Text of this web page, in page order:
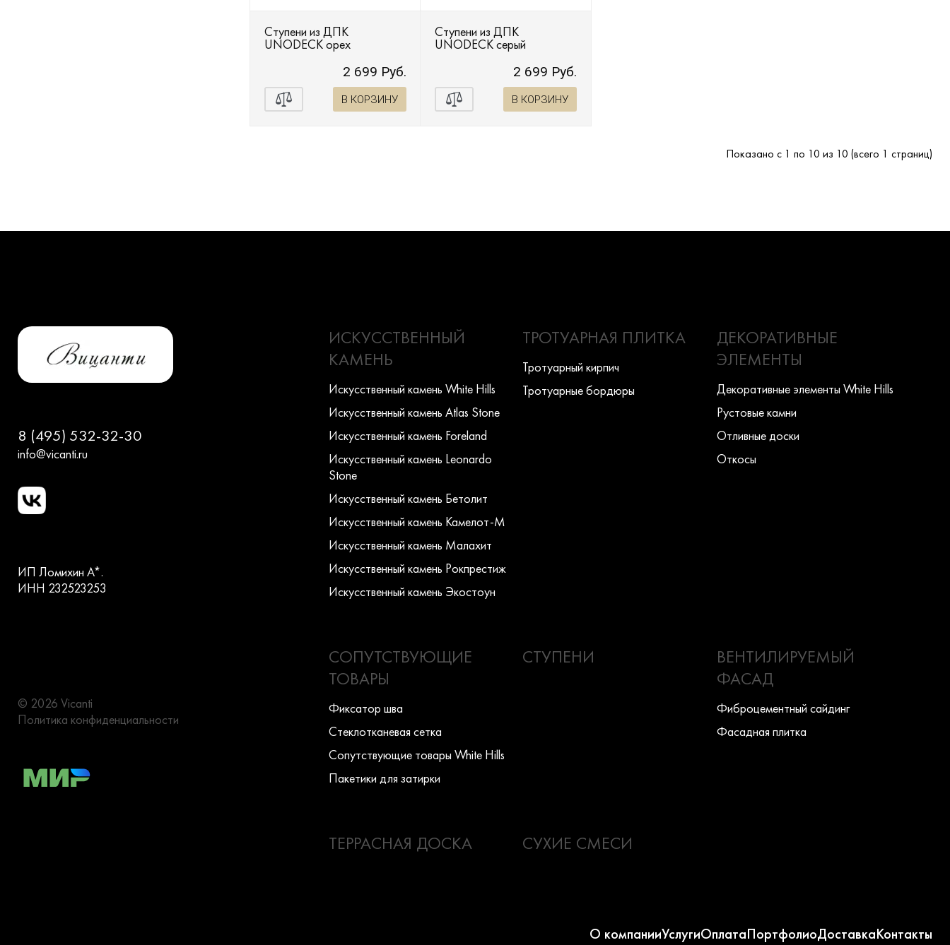
Ступени из ДПК
UNODECK орех
2 699 Руб.
В КОРЗИНУ
Ступени из ДПК
UNODECK серый
2 699 Руб.
В КОРЗИНУ
Показано с 1 по 10 из 10 (всего 1 страниц)
8 (495) 532-32-30
info@vicanti.ru
ИП Ломихин А*.
ИНН 232523253
© 2026 Vicanti
Политика конфиденциальности
ИСКУССТВЕННЫЙ
КАМЕНЬ
Искусcтвенный камень White Hills
Искусcтвенный камень Atlas Stone
Искусcтвенный камень Foreland
Искусcтвенный камень Leonardo
Stone
Искусcтвенный камень Бетолит
Искусcтвенный камень Камелот-М
Искусcтвенный камень Малахит
Искусcтвенный камень Рокпрестиж
Искусcтвенный камень Экостоун
ТРОТУАРНАЯ ПЛИТКА
Тротуарный кирпич
Тротуарные бордюры
ДЕКОРАТИВНЫЕ
ЭЛЕМЕНТЫ
Декоративные элементы White Hills
Рустовые камни
Отливные доски
Откосы
СОПУТСТВУЮЩИЕ
ТОВАРЫ
Фиксатор шва
Стеклотканевая сетка
Сопутствующие товары White Hills
Пакетики для затирки
СТУПЕНИ
ВЕНТИЛИРУЕМЫЙ
ФАСАД
Фиброцементный сайдинг
Фасадная плитка
ТЕРРАСНАЯ ДОСКА СУХИЕ СМЕСИ
О компанииУслугиОплатаПортфолиоДоставкаКонтакты